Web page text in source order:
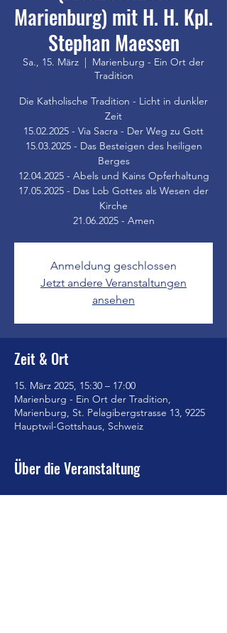
Marienburg) mit H. H. Kpl.
Stephan Maessen
Sa., 15. März
  |
Marienburg - Ein Ort der
Tradition
Die Katholische Tradition - Licht in dunkler
Zeit
15.02.2025 - Via Sacra - Der Weg zu Gott
15.03.2025 - Das Besteigen des heiligen
Berges
12.04.2025 - Abels und Kains Opferhaltung
17.05.2025 - Das Lob Gottes als Wesen der
Kirche
21.06.2025 - Amen
Anmeldung geschlossen
Jetzt andere Veranstaltungen
ansehen
Zeit & Ort
15. März 2025, 15:30 – 17:00
Marienburg - Ein Ort der Tradition,
Marienburg, St. Pelagibergstrasse 13, 9225
Hauptwil-Gottshaus, Schweiz
Über die Veranstaltung